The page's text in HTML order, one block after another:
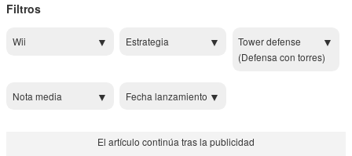
Filtros
Wii Estrategia
Tower defense
(Defensa con torres)
Nota media Fecha lanzamiento